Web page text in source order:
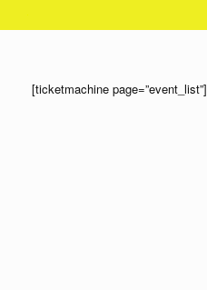
[ticketmachine page=”event_list”]